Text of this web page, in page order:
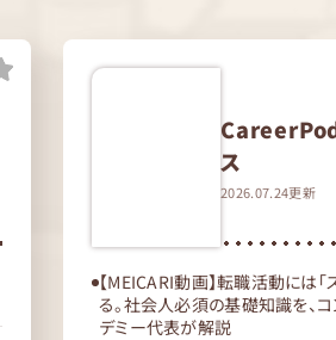
ス
2026.07.24更新
【MEICARI動画】転職活動には「
る。社会人必須の基礎知識を、
デミー代表が解説